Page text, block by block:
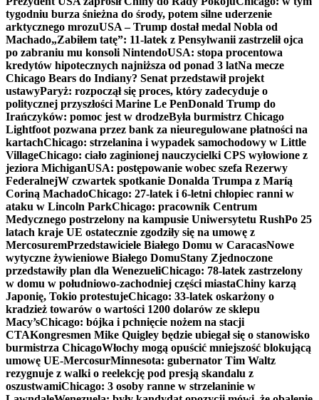
tygodniu burza śnieżna do środy, potem silne uderzenie
arktycznego mrozuUSA – Trump dostał medal Nobla od
Machado„Zabiłem tatę”: 11-latek z Pensylwanii zastrzelił ojca
po zabraniu mu konsoli NintendoUSA: stopa procentowa
kredytów hipotecznych najniższa od ponad 3 latNa mecze
Chicago Bears do Indiany? Senat przedstawił projekt
ustawyParyż: rozpoczął się proces, który zadecyduje o
politycznej przyszłości Marine Le PenDonald Trump do
Irańczyków: pomoc jest w drodzeByła burmistrz Chicago
Lightfoot pozwana przez bank za nieuregulowane płatności na
kartachChicago: strzelanina i wypadek samochodowy w Little
VillageChicago: ciało zaginionej nauczycielki CPS wyłowione z
jeziora MichiganUSA: postępowanie wobec szefa Rezerwy
FederalnejW czwartek spotkanie Donalda Trumpa z Maríą
Coriną MachadoChicago: 27-latek i 6-letni chłopiec ranni w
ataku w Lincoln ParkChicago: pracownik Centrum
Medycznego postrzelony na kampusie Uniwersytetu RushPo 25
latach kraje UE ostatecznie zgodziły się na umowę z
MercosuremPrzedstawiciele Białego Domu w CaracasNowe
wytyczne żywieniowe Białego DomuStany Zjednoczone
przedstawiły plan dla WenezueliChicago: 78-latek zastrzelony
w domu w południowo-zachodniej części miastaChiny karzą
Japonię, Tokio protestujeChicago: 33-latek oskarżony o
kradzież towarów o wartości 1200 dolarów ze sklepu
Macy’sChicago: bójka i pchnięcie nożem na stacji
CTAKongresmen Mike Quigley będzie ubiegał się o stanowisko
burmistrza ChicagoWłochy mogą opuścić mniejszość blokującą
umowę UE-MercosurMinnesota: gubernator Tim Waltz
rezygnuje z walki o reelekcję pod presją skandalu z
oszustwamiChicago: 3 osoby ranne w strzelaninie w